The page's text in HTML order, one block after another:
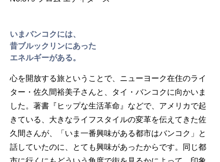
いまバンコクには、
昔ブルックリンにあった
エネルギーがある。
心を開放する旅ということで、ニューヨーク在住のライ
ター・佐久間裕美子さんと、タイ・バンコクに向かいま
した。著書『ヒップな生活革命』などで、アメリカで起
きている、大きなライフスタイルの変革を伝えてきた佐
久間さんが、「いま一番興味がある都市はバンコク」と
話していたのに、とても興味があったからです。同じ都